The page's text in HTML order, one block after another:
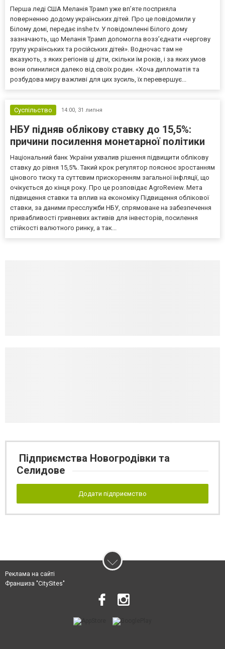
Перша леді США Меланія Трамп уже впʼяте посприяла
поверненню додому українських дітей. Про це повідомили у
Білому домі, передає inshe.tv. У повідомленні Білого дому
зазначають, що Меланія Трамп допомогла возз’єднати «чергову
групу українських та російських дітей». Водночас там не
вказують, з яких регіонів ці діти, скільки їм років, і за яких умов
вони опинилися далеко від своїх родин. «Хоча дипломатія та
розбудова миру важливі для цих зусиль, їх перевершує...
Суспільство 14:00, 31 липня
НБУ підняв облікову ставку до 15,5%:
причини посилення монетарної політики
Національний банк України ухвалив рішення підвищити облікову
ставку до рівня 15,5%. Такий крок регулятор пояснює зростанням
цінового тиску та суттєвим прискоренням загальної інфляції, що
очікується до кінця року. Про це розповідає AgroReview. Мета
підвищення ставки та вплив на економіку Підвищення облікової
ставки, за даними пресслужби НБУ, спрямоване на забезпечення
привабливості гривневих активів для інвесторів, посилення
стійкості валютного ринку, а так...
Підприємства Новогродівки та
Селидове
Додати підприємство
Реклама на сайті
Франшиза "CitySites"